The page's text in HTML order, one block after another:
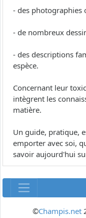
- des photographies
- de nombreux
- des descriptions
espèce.
Concernant leur
intègrent les
matière.
Un guide, pratique,
emporter avec soi,
savoir aujourd'hui
©Champis.net